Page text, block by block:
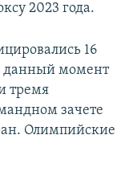
2023 года.
16
данный момент
тремя
зачете
Олимпийские